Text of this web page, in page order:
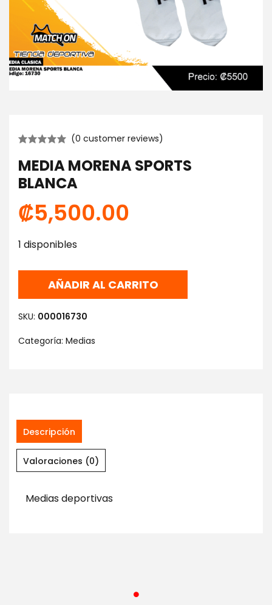
(0 customer reviews)
MEDIA MORENA SPORTS
BLANCA
₡5,500.00
1 disponibles
AÑADIR AL CARRITO
SKU: 000016730
Categoría: Medias
Descripción
Valoraciones (0)
Medias deportivas